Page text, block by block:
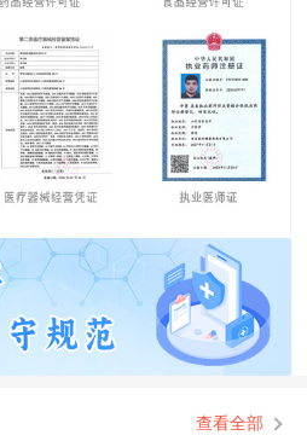
查看全部